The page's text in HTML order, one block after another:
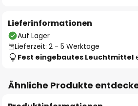
Lieferinformationen
Auf Lager
Lieferzeit: 2 - 5 Werktage
Fest eingebautes Leuchtmittel
Ähnliche Produkte